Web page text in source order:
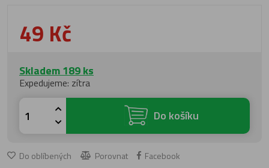
49 Kč
Skladem 189 ks
Expedujeme: zítra
Do košíku
Do oblíbených Porovnat Facebook